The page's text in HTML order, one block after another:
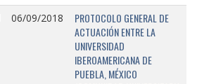
06/09/2018
PROTOCOLO GENERAL DE
ACTUACIÓN ENTRE LA
UNIVERSIDAD
IBEROAMERICANA DE
PUEBLA, MÉXICO